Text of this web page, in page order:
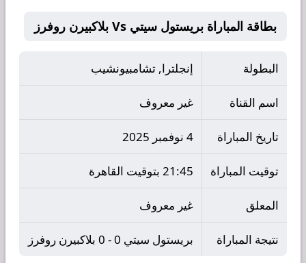
بطاقة المباراة بريستول سيتي Vs بلاكبيرن روفرز
البطولة إنجلترا, تشامبيونشيب
اسم القناة غير معروف
تاريخ المباراة 4 نوفمبر 2025
توقيت المباراة 21:45 بتوقيت القاهرة
المعلق غير معروف
نتيجة المباراة بريستول سيتي 0 - 0 بلاكبيرن روفرز